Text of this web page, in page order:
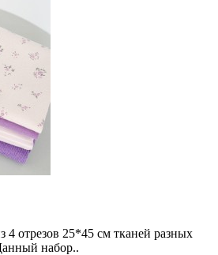
отрезов 25*45 см тканей разных
набор..